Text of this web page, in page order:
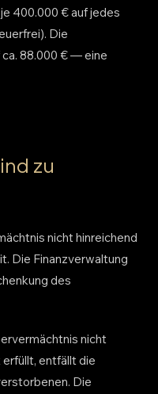
400.000 € auf jedes
Die
88.000 € — eine
zu
nicht hinreichend
Die Finanzverwaltung
des
nicht
entfällt die
Die